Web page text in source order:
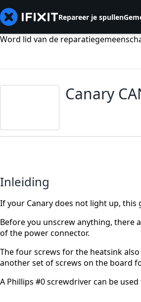
Repareer je spullen
Word lid van de
Canary
Inleiding
If your Canary does not light up,
Before you unscrew anything, there
of the power connector.
The four screws for the heatsink
another set of screws on the board
A Phillips #0 screwdriver can be